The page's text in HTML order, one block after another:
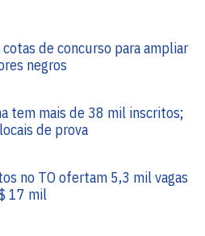
de concurso para ampliar
negros
tem mais de 38 mil inscritos;
de prova
no TO ofertam 5,3 mil vagas
17 mil